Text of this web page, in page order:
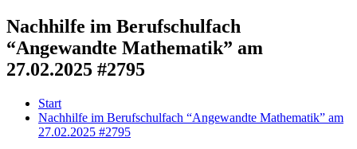
Nachhilfe im Berufschulfach
“Angewandte Mathematik” am
27.02.2025 #2795
Start
Nachhilfe im Berufschulfach “Angewandte Mathematik” am
27.02.2025 #2795